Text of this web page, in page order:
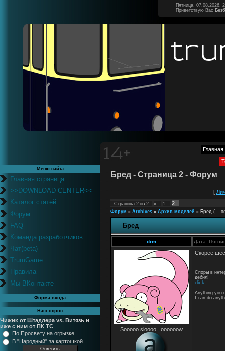
Пятница, 07.08.2026,
Приветствую Вас
Главная
Меню сайта
Главная страница
>>DOWNLOAD CENTER<<
Каталог статей
Форум
FAQ
Команда разработчиков
Чат(beta)
TrumGame
Правила
Мы ВКонтакте
Форма входа
Наш опрос
Чижик от Штадлера vs. Витязь и
иже с ним от ПК ТС
По Просвету на огрызке
В "Народный" за картошкой
Бред - Страница 2 - Форум
[
Страница 2 из 2 « 1 2
Форум » Archives » Архив моделей » Бред (...
Бред
drm Дата:
Sooooo sloooo...oooooow
Скорее
Споры в
дебил!
click
Anything you
I can do